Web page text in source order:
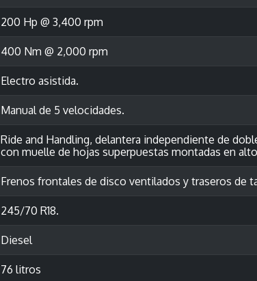
200 Hp @ 3,400 rpm
400 Nm @ 2,000 rpm
Electro asistida.
Manual de 5 velocidades.
Ride and Handling, delantera independiente de
con muelle de hojas superpuestas montadas en
Frenos frontales de disco ventilados y traseros de
245/70 R18.
Diesel
76 litros